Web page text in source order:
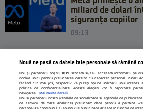
miliard de dolari
siguranța copiilor
09:13
Nouă ne pasă ca datele tale personale să rămână
Noi și partenerii noștri1019 stocăm și/sau accesăm informații pe
cookie unici pentru prelucrarea datelor cu caracter personal. Puteți
făcând clic mai jos, respectiv vă puteți opune utilizării unui interes
politica de confidențialitate. Aceste alegeri vor fi raportate
navigarea.
Mai multe detalii
Noi si partenerii nostri (retelele de socializare si agentiile de
de servicii de date analitice) prelucram date pentru a permite